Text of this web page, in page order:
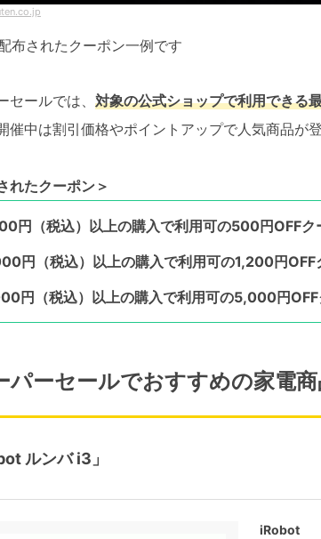
布されたクーポン一例です
セールでは、 対象の公式ショップで利用できる
催中は割引価格やポイントアップで人気商品が
れたクーポン＞
円（税込）以上の購入で利用可の500円OFFク
円（税込）以上の購入で利用可の1,200円OFF
円（税込）以上の購入で利用可の5,000円OFF
パーセールでおすすめの家電商
ルンバ i3」
iRobot